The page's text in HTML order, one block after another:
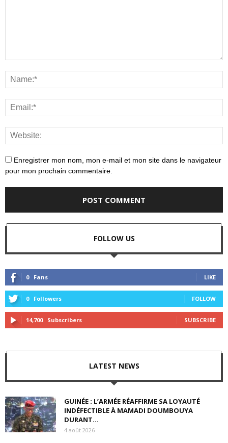
Enregistrer mon nom, mon e-mail et mon site dans le navigateur
pour mon prochain commentaire.
FOLLOW US
0 Fans LIKE
0 Followers FOLLOW
14,700 Subscribers SUBSCRIBE
LATEST NEWS
GUINÉE : L’ARMÉE RÉAFFIRME SA LOYAUTÉ
INDÉFECTIBLE À MAMADI DOUMBOUYA
DURANT...
4 août 2026